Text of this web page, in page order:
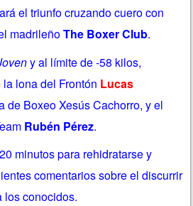
el triunfo cruzando cuero con
madrileñoThe Boxer Club.
y al límite de -58 kilos,
lona del Frontón Lucas
de Boxeo Xesús Cachorro, y el
Rubén Pérez.
minutos para rehidratarse y
comentarios sobre el discurrir
los conocidos.